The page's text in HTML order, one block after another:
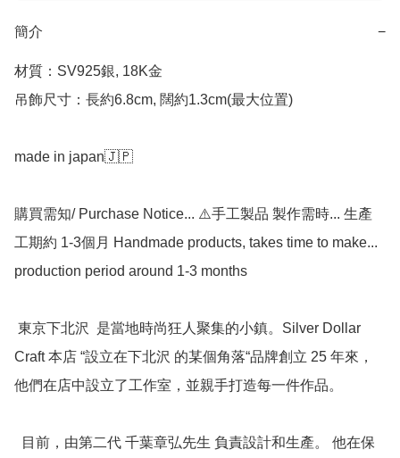
簡介 −
材質：SV925銀, 18K金
吊飾尺寸：長約6.8cm, 闊約1.3cm(最大位置)
made in japan🇯🇵
購買需知/ Purchase Notice... ⚠️手工製品 製作需時... 生產
工期約 1-3個月 Handmade products, takes time to make...
production period around 1-3 months
Craft 本店 “設立在下北沢 的某個角落“品牌創立 25 年來，
他們在店中設立了工作室，並親手打造每一件作品。